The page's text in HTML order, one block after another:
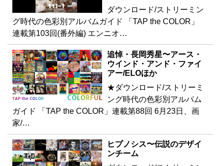
ダウンロード/ストリーミン
グ時代の色彩別アルバムガイド 「TAP the COLOR」
連載第103回(番外編) エンニオ…
追悼・長岡秀星〜アース・
ウインド・アンド・ファイ
アー/ELOほか
★ダウンロード/ストリーミ
ング時代の色彩別アルバム
ガイド 「TAP the COLOR」連載第88回 6月23日、画
家/…
ヒプノシス〜伝説のデザイ
ンチーム